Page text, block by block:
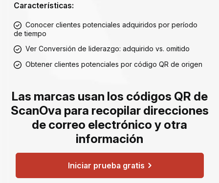
Características:
Conocer clientes potenciales adquiridos por período
de tiempo
Ver Conversión de liderazgo: adquirido vs. omitido
Obtener clientes potenciales por código QR de origen
Las marcas usan los códigos QR de
ScanOva para recopilar direcciones
de correo electrónico y otra
información
Iniciar prueba gratis